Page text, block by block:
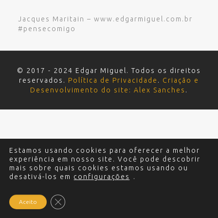
Jacques Maritain – www.edgarmiguel.com.br
#pensecomigo
© 2017 - 2024 Edgar Miguel. Todos os direitos
reservados. Política de Privacidade . Criação e
Desenvolvimento do site: Alex Sanches .
Estamos usando cookies para oferecer a melhor
experiência em nosso site. Você pode descobrir
mais sobre quais cookies estamos usando ou
desativá-los em configurações .
Aceito Close GDPR Cookie Banner